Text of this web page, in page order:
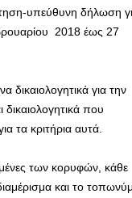
υπεύθυνη δήλωση
2018 έως 27
δικαιολογητικά για την
που
τα κριτήρια αυτά.
των κορυφών, κάθε
και το